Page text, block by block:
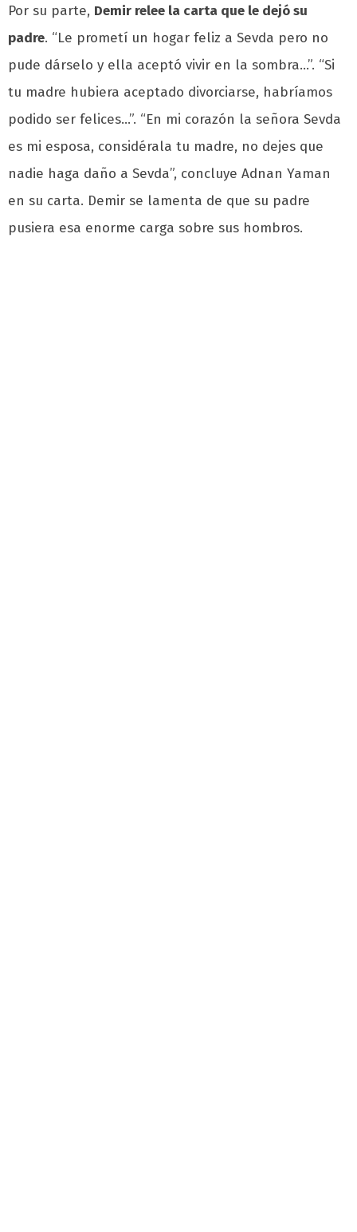
Por su parte, Demir relee la carta que le dejó su
padre. “Le prometí un hogar feliz a Sevda pero no
pude dárselo y ella aceptó vivir en la sombra…”. “Si
tu madre hubiera aceptado divorciarse, habríamos
podido ser felices…”. “En mi corazón la señora Sevda
es mi esposa, considérala tu madre, no dejes que
nadie haga daño a Sevda”, concluye Adnan Yaman
en su carta. Demir se lamenta de que su padre
pusiera esa enorme carga sobre sus hombros.